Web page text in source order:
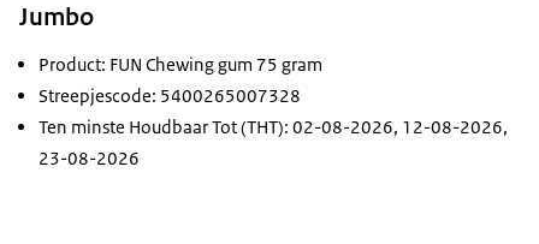
Jumbo
Product: FUN Chewing gum 75 gram
Streepjescode: 5400265007328
Ten minste Houdbaar Tot (THT): 02-08-2026, 12-08-2026,
23-08-2026